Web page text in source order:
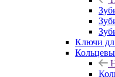
Ключи